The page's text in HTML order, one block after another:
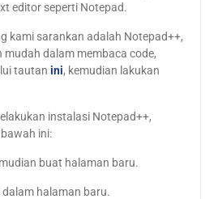
editor seperti Notepad.
kami sarankan adalah Notepad++,
mudah dalam membaca code,
tautan ini, kemudian lakukan
instalasi Notepad++,
ini:
buat halaman baru.
halaman baru.